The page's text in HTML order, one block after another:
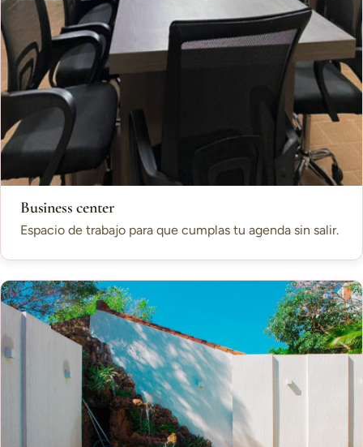
Business center
Espacio de trabajo para que cumplas tu agenda sin salir.